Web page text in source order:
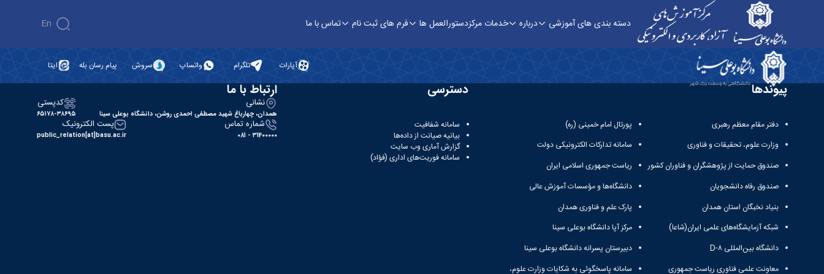
دسته بندی های آموزشی درباره خدمات مرکزدستورالعمل ها فرم های ثبت نام تماس با ما En
پژوهشی - آموزش‌های آزاد و الکترونیکی دانشگاه بوعلی سینا آپارات تلگرام واتساپ سروش پیام رسان بله ایتا
پیوندها
دفتر مقام معظم رهبری
وزارت علوم، تحقیقات و فناوری
صندوق حمایت از پژوهشگران و فناوران کشور
صندوق رفاه دانشجویان
بنیاد نخبگان استان همدان
شبکه آزمایشگاه‌های علمی ایران(شاعا)
دانشگاه بین‌المللی D-۸
معاونت علمی فناوری ریاست جمهوری
پورتال امام خمینی (ره)
سامانه تدارکات الکترونیکی دولت
ریاست جمهوری اسلامی ایران
دانشگاه‌ها و مؤسسات آموزش عالی
پارک علم و فناوری همدان
مرکز آپا دانشگاه بوعلی سینا
دبیرستان پسرانه دانشگاه بوعلی سینا
سامانه پاسخگوئی به شکایات وزارت علوم،
دسترسی
سامانه شفافیت
بیانیه صیانت از داده‌ها
گزارش آماری وب‌ سایت
سامانه فوریت‌های اداری (فؤاد)
ارتباط با ما
نشانی
همدان، چهارباغ شهید مصطفی احمدی روشن، دانشگاه بوعلی سینا
کدپستی
۶۵۱۷۸-۳۸۶۹۵
شماره تماس
31400000 - 081
پست الکترونیک
public_relation[at]basu.ac.ir